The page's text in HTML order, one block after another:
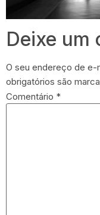
Deixe um
O seu endereço de e-
obrigatórios são
Comentário *